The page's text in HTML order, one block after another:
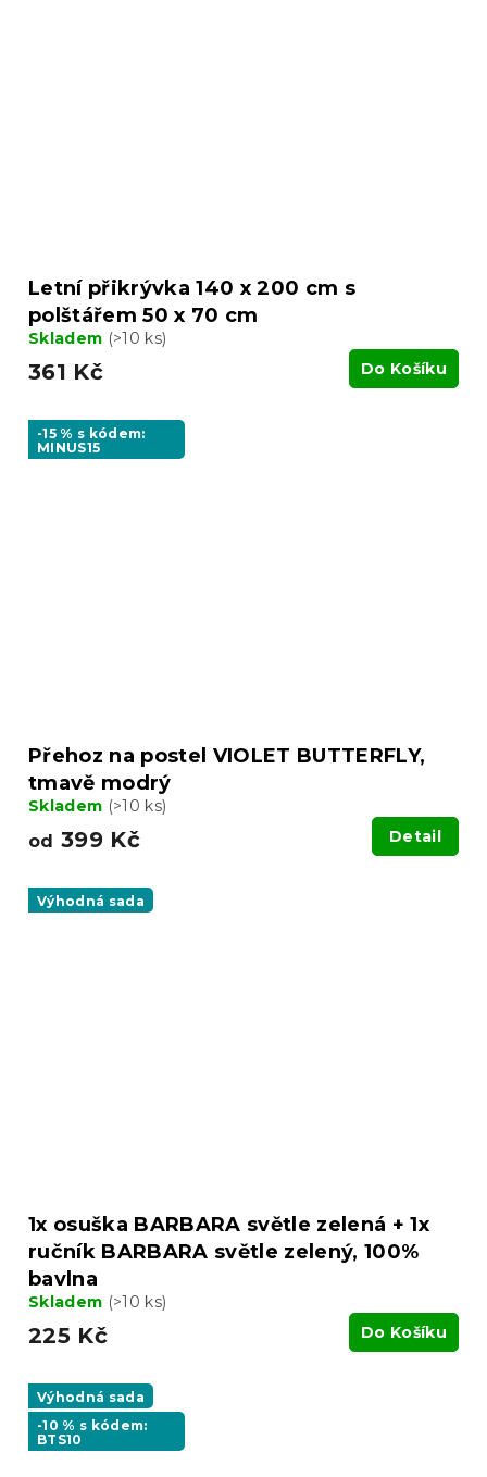
Letní přikrývka 140 x 200 cm s
polštářem 50 x 70 cm
Skladem (>10 ks)
361 Kč Do Košíku
-15 % s kódem:
MINUS15
Přehoz na postel VIOLET BUTTERFLY,
tmavě modrý
Skladem (>10 ks)
od 399 Kč Detail
Výhodná sada
1x osuška BARBARA světle zelená + 1x
ručník BARBARA světle zelený, 100%
bavlna
Skladem (>10 ks)
225 Kč Do Košíku
Výhodná sada
-10 % s kódem:
BTS10